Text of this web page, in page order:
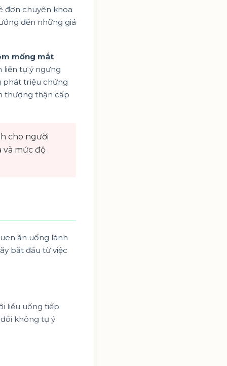
đơn chuyên khoa
đến những giá
mống mắt
liền tự ý ngưng
phát triệu chứng
thượng thận cấp
cho người
và mức độ
ăn uống lành
bắt đầu từ việc
liều uống tiếp
không tự ý